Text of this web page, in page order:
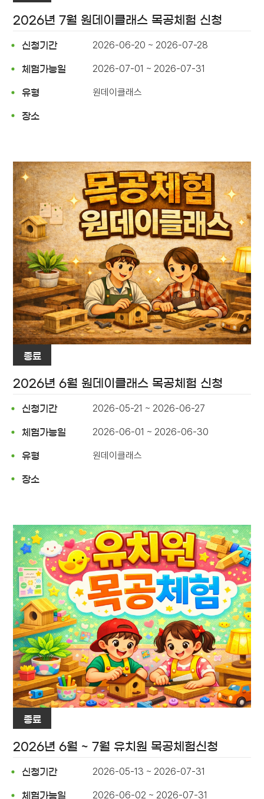
2026년 7월 원데이클래스 목공체험 신청
신청기간 2026-06-20 ~ 2026-07-28
체험가능일 2026-07-01 ~ 2026-07-31
유형 원데이클래스
장소
종료
2026년 6월 원데이클래스 목공체험 신청
신청기간 2026-05-21 ~ 2026-06-27
체험가능일 2026-06-01 ~ 2026-06-30
유형 원데이클래스
장소
종료
2026년 6월 ~ 7월 유치원 목공체험신청
신청기간 2026-05-13 ~ 2026-07-31
체험가능일 2026-06-02 ~ 2026-07-31